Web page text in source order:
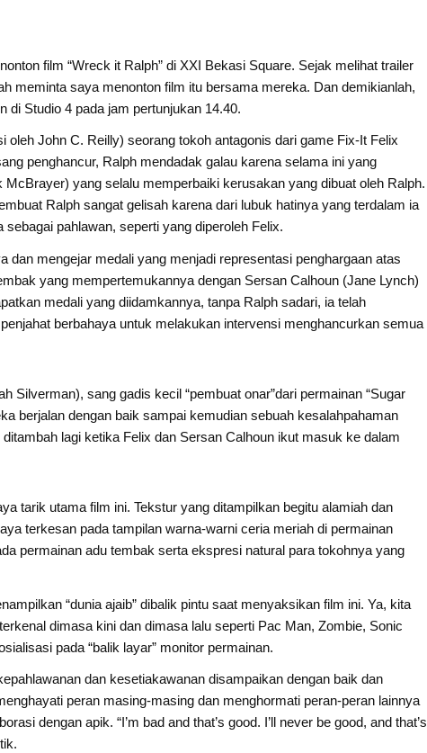
film “Wreck it Ralph” di XXI Bekasi Square. Sejak melihat trailer
meminta saya menonton film itu bersama mereka. Dan demikianlah,
di Studio 4 pada jam pertunjukan 14.40.
John C. Reilly) seorang tokoh antagonis dari game Fix-It Felix
penghancur, Ralph mendadak galau karena selama ini yang
yang selalu memperbaiki kerusakan yang dibuat oleh Ralph.
Ralph sangat gelisah karena dari lubuk hatinya yang terdalam ia
pahlawan, seperti yang diperoleh Felix.
dan mengejar medali yang menjadi representasi penghargaan atas
yang mempertemukannya dengan Sersan Calhoun (Jane Lynch)
medali yang diidamkannya, tanpa Ralph sadari, ia telah
berbahaya untuk melakukan intervensi menghancurkan semua
Silverman), sang gadis kecil “pembuat onar”dari permainan “Sugar
berjalan dengan baik sampai kemudian sebuah kesalahpahaman
lagi ketika Felix dan Sersan Calhoun ikut masuk ke dalam
tarik utama film ini. Tekstur yang ditampilkan begitu alamiah dan
terkesan pada tampilan warna-warni ceria meriah di permainan
permainan adu tembak serta ekspresi natural para tokohnya yang
“dunia ajaib” dibalik pintu saat menyaksikan film ini. Ya, kita
dimasa kini dan dimasa lalu seperti Pac Man, Zombie, Sonic
pada “balik layar” monitor permainan.
dan kesetiakawanan disampaikan dengan baik dan
peran masing-masing dan menghormati peran-peran lainnya
dengan apik. “I’m bad and that’s good. I’ll never be good, and that’s